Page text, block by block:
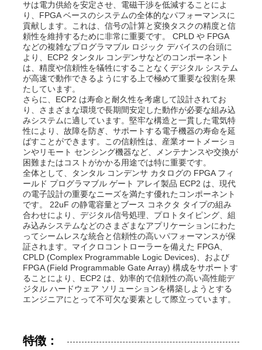
私たちについて
工場見学
品質管理
お問い合わせ
ニュース
事例
FPGA フィールド プログラム可能なゲート 配列
MCUのマイクロ制御回路単位
サは電力供給を安定させ、電磁干渉を低減することによ
り、FPGA ベースのシステムの全体的なパフォーマンスに
貢献します。これは、信号の計算と変換タスクの精度と信
頼性を維持するために非常に重要です。 CPLD や FPGA
などの複雑なプログラマブル ロジック デバイスの台頭に
より、ECP2 タンタル コンデンサなどのコンポーネント
は、精度や信頼性を犠牲にすることなくデジタル システム
が高速で動作できるようにする上で極めて重要な役割を果
たしています。
さらに、ECP2 は寿命と耐久性を考慮して設計されてお
り、さまざまな環境で長期間安定した動作が必要な組み込
みシステムに適しています。堅牢な構造と一貫した電気特
性により、故障を防ぎ、サポートする電子機器の寿命を延
ばすことができます。この信頼性は、産業オートメーショ
ンやリモート センシング機器など、メンテナンスや交換が
困難またはコストがかかる用途では特に重要です。
全体として、タンタル コンデンサ カタログの FPGA フィ
ールド プログラマブル ゲート アレイ製品 ECP2 は、現代
の電子設計の重要なニーズを満たす優れたコンポーネント
です。 22uF の静電容量とブース コネクタ タイプの組み
合わせにより、デジタル信号処理、プロトタイピング、組
み込みシステムなどのさまざまなアプリケーションにわた
ってシームレスな統合と信頼性の高いパフォーマンスが保
証されます。マイクロコントローラーを備えた FPGA、
CPLD (Complex Programmable Logic Devices)、および
FPGA (Field Programmable Gate Array) 構成をサポートす
ることにより、ECP2 は、効率的で信頼性の高い高性能デ
ジタル ハードウェア ソリューションを構築しようとする
エンジニアにとって不可欠な要素として際立っています。
特徴：